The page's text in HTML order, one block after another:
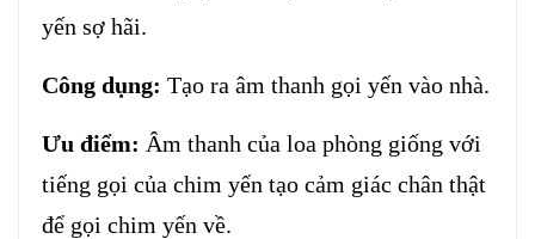
yến sợ hãi.
Công dụng: Tạo ra âm thanh gọi yến vào nhà.
Ưu điểm: Âm thanh của loa phòng giống với
tiếng gọi của chim yến tạo cảm giác chân thật
để gọi chim yến về.